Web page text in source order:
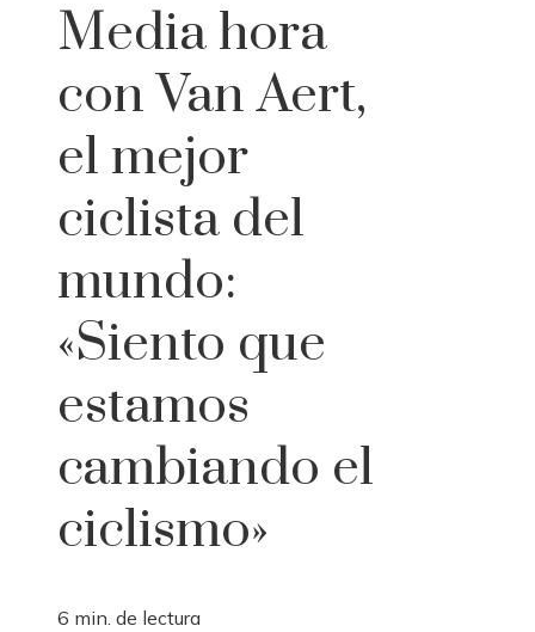
Media hora
con Van Aert,
el mejor
ciclista del
mundo:
«Siento que
estamos
cambiando el
ciclismo»
6 min. de lectura